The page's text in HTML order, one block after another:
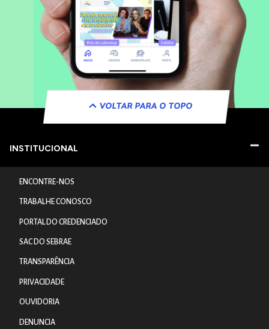
VOLTAR PARA O TOPO
INSTITUCIONAL
ENCONTRE-NOS
TRABALHE CONOSCO
PORTAL DO CREDENCIADO
SAC DO SEBRAE
TRANSPARÊNCIA
PRIVACIDADE
OUVIDORIA
DENUNCIA